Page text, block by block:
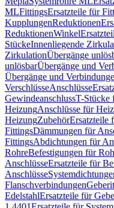
MLFittingsErsatzteile für
KupplungenReduktionen
ReduktionenWinkel
StückeInnenliegende
ZirkulationÜbergänge
unlösbarÜbergänge und
Übergänge und
VerschlüsseAnschlüsse
GewindeanschlussT-Stücke
HeizungAnschlüsse für
HeizungZubehörErsatzteile
FittingsDämmungen für
FittingsAbdichtungen für
RohreBefestigungen für
AnschlüsseErsatzteile für
Anschlüsse
Flanschverbindungen
EdelstahlErsatzteile für